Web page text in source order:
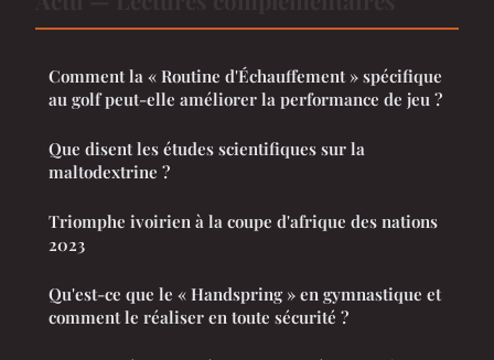
Comment la « Routine d'Échauffement » spécifique
au golf peut-elle améliorer la performance de jeu ?
Que disent les études scientifiques sur la
maltodextrine ?
Triomphe ivoirien à la coupe d'afrique des nations
2023
Qu'est-ce que le « Handspring » en gymnastique et
comment le réaliser en toute sécurité ?